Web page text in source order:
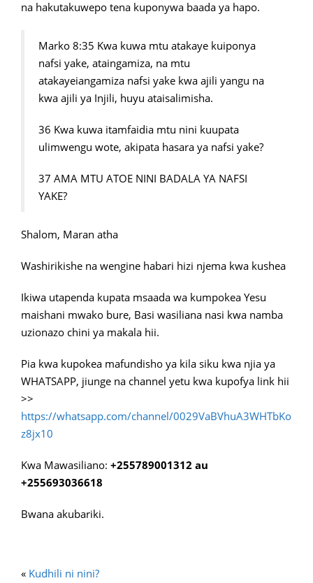
na hakutakuwepo tena kuponywa baada ya hapo.
Marko 8:35 Kwa kuwa mtu atakaye kuiponya
nafsi yake, ataingamiza, na mtu
atakayeiangamiza nafsi yake kwa ajili yangu na
kwa ajili ya Injili, huyu ataisalimisha.
36 Kwa kuwa itamfaidia mtu nini kuupata
ulimwengu wote, akipata hasara ya nafsi yake?
37 AMA MTU ATOE NINI BADALA YA NAFSI
YAKE?
Shalom, Maran atha
Washirikishe na wengine habari hizi njema kwa kushea
Ikiwa utapenda kupata msaada wa kumpokea Yesu
maishani mwako bure, Basi wasiliana nasi kwa namba
uzionazo chini ya makala hii.
Pia kwa kupokea mafundisho ya kila siku kwa njia ya
WHATSAPP, jiunge na channel yetu kwa kupofya link hii
>>
https://whatsapp.com/channel/0029VaBVhuA3WHTbKo
z8jx10
Kwa Mawasiliano: +255789001312 au
+255693036618
Bwana akubariki.
« Kudhili ni nini?